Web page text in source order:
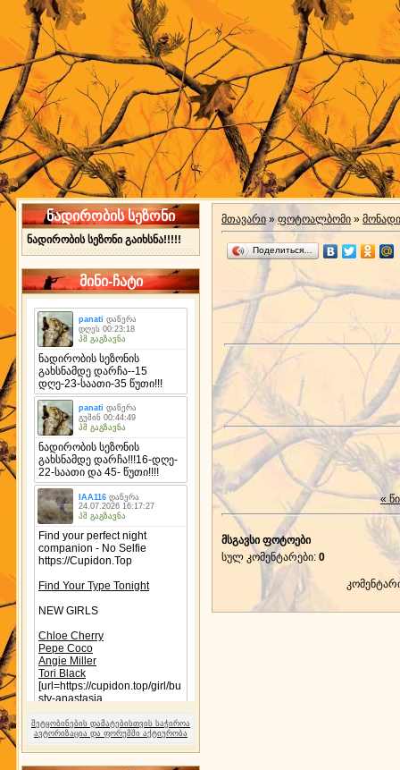
ნადირობის სეზონი
ნადირობის სეზონი გაიხსნა!!!!!
მინი-ჩატი
შეტყობინების დამატებისთვის საჭიროა
ავტორიზაცია და ფორუმში აქტიურობა
მთავარი » ფოტოალბომი »
Поделиться…
«
მსგავსი ფოტოები
სულ კომენტარები: 0